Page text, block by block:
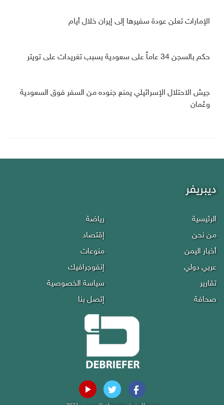
الإمارات تعلن عودة سفيرها إلى إيران خلال أيام
حكم بالسجن 34 عاماً على سعودية بسبب تغريدات على تويتر
جيش الاحتلال الإسرائيلي يمنع جنوده من السفر فوق السعودية
وعُمان
ديبريفر
الرئيسية
من نحن
أخبار اليمن
عربي دولي
تقارير
صحافة
رياضة
إقتصاد
منوعات
إنفوجرافيك
سياسة الخصوصية
إتصل بنا